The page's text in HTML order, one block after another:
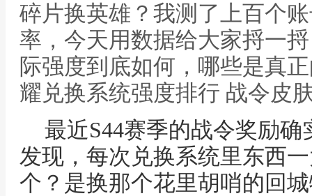
碎片换英雄？我测了上百个
率，今天用数据给大家捋一
际强度到底如何，哪些是真
耀兑换系统强度排行 战令皮
最近S44赛季的战令奖励
发现，每次兑换系统里东西
个？是换那个花里胡哨的回